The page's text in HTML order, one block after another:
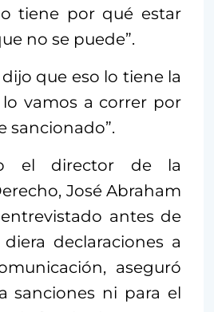
tiene por qué estar
no se puede”.
que eso lo tiene la
lo vamos a correr por
sancionado”.
el director de la
José Abraham
antes de
declaraciones a
aseguró
sanciones ni para el